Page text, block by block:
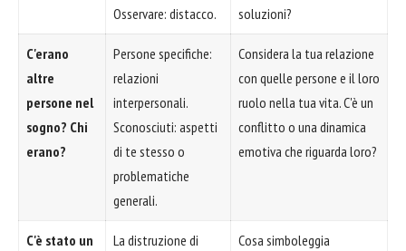
Osservare: distacco.
soluzioni?
C'erano
altre
persone nel
sogno? Chi
erano?
Persone specifiche:
relazioni
interpersonali.
Sconosciuti: aspetti
di te stesso o
problematiche
generali.
Considera la tua relazione
con quelle persone e il loro
ruolo nella tua vita. C'è un
conflitto o una dinamica
emotiva che riguarda loro?
C'è stato un
La distruzione di
Cosa simboleggia